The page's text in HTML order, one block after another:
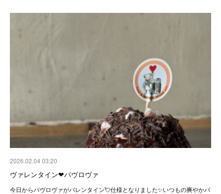
2026.02.04 03:20
ヴァレンタイン❤パヴロヴァ
今日からパヴロヴァがバレンタイン💘仕様となりました✨いつもの爽やかパ